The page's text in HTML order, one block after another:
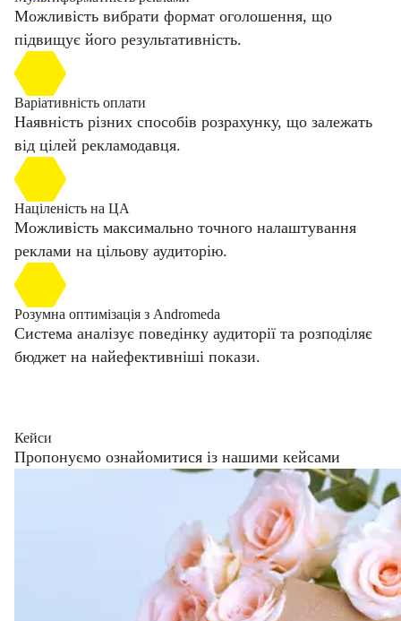
Можливість вибрати формат оголошення, що
підвищує його результативність.
Варіативність оплати
Наявність різних способів розрахунку, що залежать
від цілей рекламодавця.
Націленість на ЦА
Можливість максимально точного налаштування
реклами на цільову аудиторію.
Розумна оптимізація з Andromeda
Система аналізує поведінку аудиторії та розподіляє
бюджет на найефективніші покази.
Кейси
Пропонуємо ознайомитися із нашими кейсами